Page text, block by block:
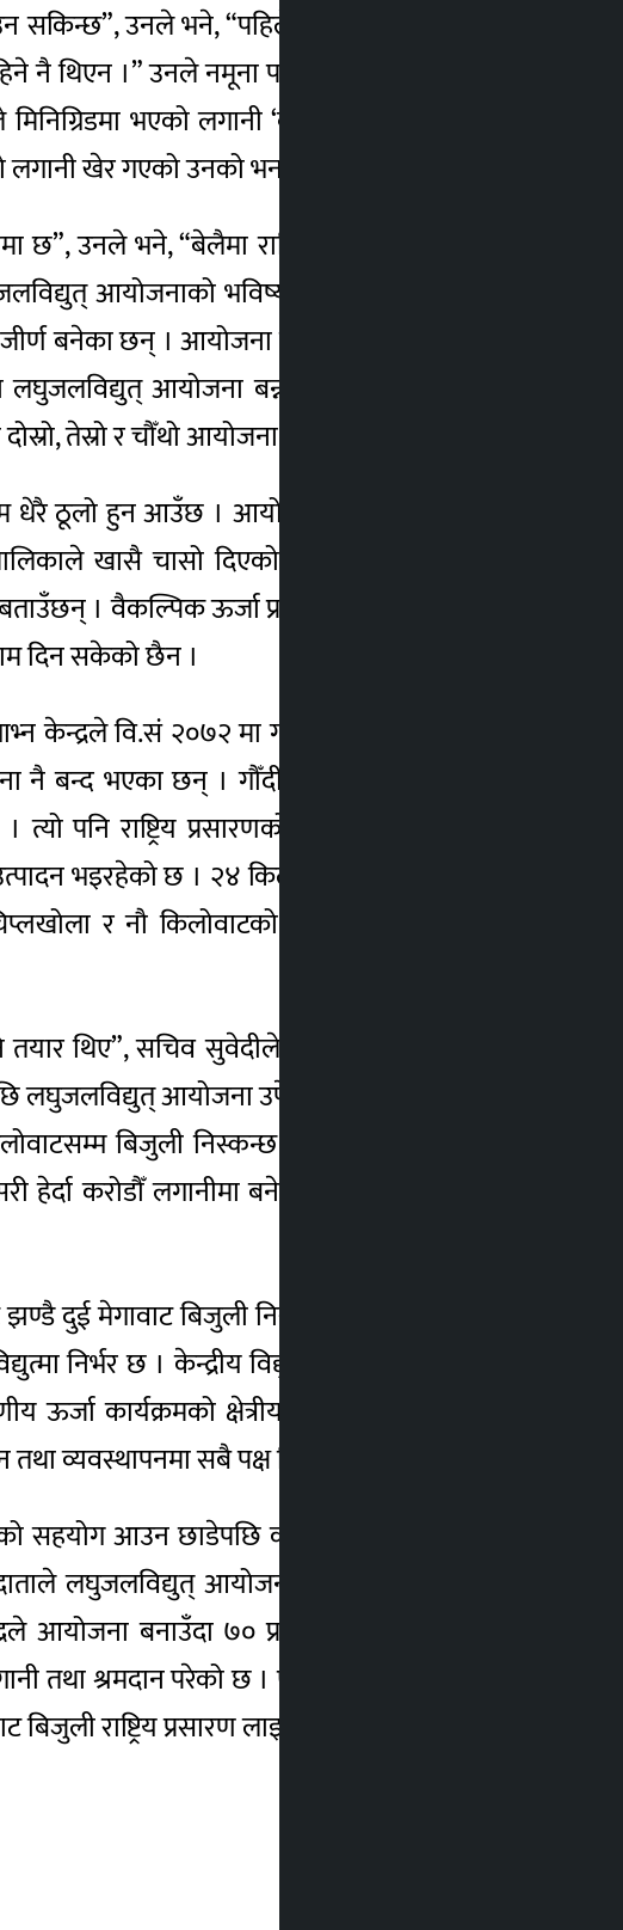
सकिन्छ”, उनले भने, “पहिले नै दिएको भए त्यहाँ भएको
नै थिएन ।” उनले नमूना परियोजनाका रुपमा मिनिग्रिड
भएको लगानी ‘बालुवामा पानी’ सरह भएको
खेर गएको उनको भनाइ छ ।
उनले भने, “बेलैमा राष्ट्रिय प्रसारण लाइनमा जोड्न
आयोजनाको भविष्य पनि अन्यौलमा परेको छ ।
बनेका छन् । आयोजना चलाउनै धौधौको स्थिति छ ।
आयोजना बन्न थालेका हुन् । जैमिनी–१०
तेस्रो र चौँथो आयोजना सञ्चालनमा छन् ।
धेरै ठूलो हुन आउँछ । आयोजना व्यवस्थापकले स्थानीय
खासै चासो दिएको छैन । प्राविधिक जनशक्ति
। वैकल्पिक ऊर्जा प्रवद्र्धन केन्द्रले लघुजलविद्युत्
दिन सकेको छैन ।
केन्द्रले वि.सं २०७२ मा गरेको प्रावधिक अध्ययन तथा
नै बन्द भएका छन् । गौँदीखोला पहिलो लघुजलविद्युत्
पनि राष्ट्रिय प्रसारणको बिजुली नआउँदाका बखत
भइरहेको छ । २४ किलोवाटको गौँदीखोला पहिलो,
र नौ किलोवाटको काउलेखोला लघुजलविद्युत्
तयार थिए”, सचिव सुवेदीले भने, “पछि वैकल्पिक ऊर्जा
लघुजलविद्युत् आयोजना उपेक्षामा परेको उनको भनाइ छ
बिजुली निस्कन्छ । प्राविधिज्ञका अनुसार एक
हेर्दा करोडौँ लगानीमा बनेका लघुजलविद्युत् आयोजना
दुई मेगावाट बिजुली निस्कन्छ । २२ हजार घरधुरीमा
निर्भर छ । केन्द्रीय विद्युत् नपुगेका अरु पालिकाका
ऊर्जा कार्यक्रमको क्षेत्रीय सेवा केन्द्रका रुपमा रहेको
व्यवस्थापनमा सबै पक्ष जिम्मेवार हुनुपर्ने बताए ।
आउन छाडेपछि कार्यक्रम नै रोकिएको अध्यक्ष
लघुजलविद्युत् आयोजनामा आर्थिक सहयोग गर्थे ।
आयोजना बनाउँदा ७० प्रतिशतसम्म अनुदान उपलब्ध
तथा श्रमदान परेको छ । एक आँकडाअनुसार नेपालमा
राष्ट्रिय प्रसारण लाइन बाहिर छ । -रासस